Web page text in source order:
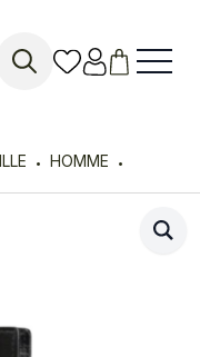
HOMME